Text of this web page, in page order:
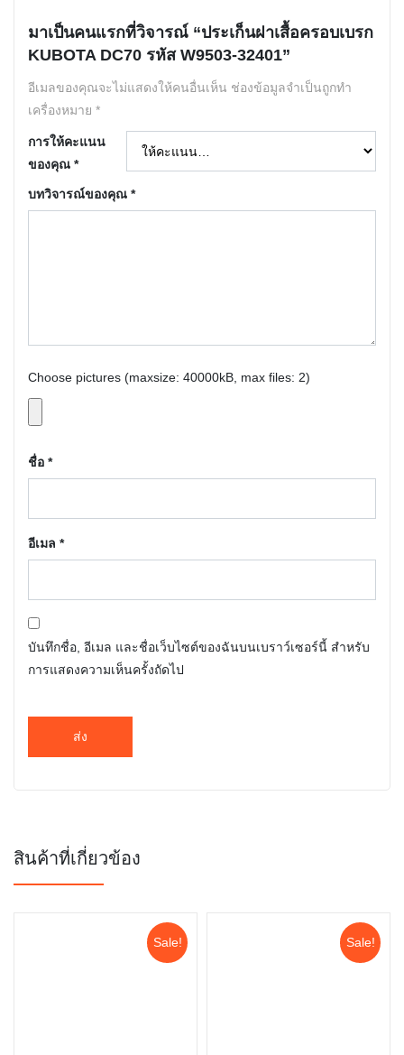
มาเป็นคนแรกที่วิจารณ์ “ประเก็นฝาเสื้อครอบเบรก
KUBOTA DC70 รหัส W9503-32401”
อีเมลของคุณจะไม่แสดงให้คนอื่นเห็น ช่องข้อมูลจำเป็นถูกทำ
เครื่องหมาย *
การให้คะแนน
ของคุณ *
บทวิจารณ์ของคุณ *
Choose pictures (maxsize: 40000kB, max files: 2)
ชื่อ *
อีเมล *
บันทึกชื่อ, อีเมล และชื่อเว็บไซต์ของฉันบนเบราว์เซอร์นี้ สำหรับ
การแสดงความเห็นครั้งถัดไป
สินค้าที่เกี่ยวข้อง
Sale! Sale!